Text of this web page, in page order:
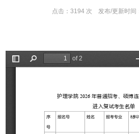
点击： 3194 次 发布/更新时间